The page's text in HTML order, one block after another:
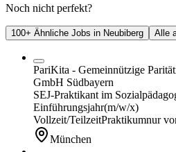
Noch nicht perfekt?
100+ Ähnliche Jobs in Neubiberg Alle
PariKita - Gemeinnützige
GmbH Südbayern
SEJ-Praktikant im
Einführungsjahr(m/w/x)
Vollzeit/TeilzeitPraktikumnur
München